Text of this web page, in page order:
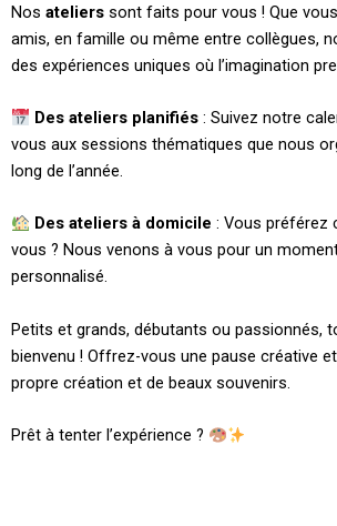
Nos ateliers sont faits pour vous ! Que
amis, en famille ou même entre collègues,
des expériences uniques où l’imagination
Des ateliers planifiés: Suivez notre
vous aux sessions thématiques que nous
long de l’année.
Des ateliers à domicile : Vous préférez
vous ? Nous venons à vous pour un
personnalisé.
Petits et grands, débutants ou passionnés,
bienvenu ! Offrez-vous une pause créative
propre création et de beaux souvenirs.
Prêt à tenter l’expérience ?